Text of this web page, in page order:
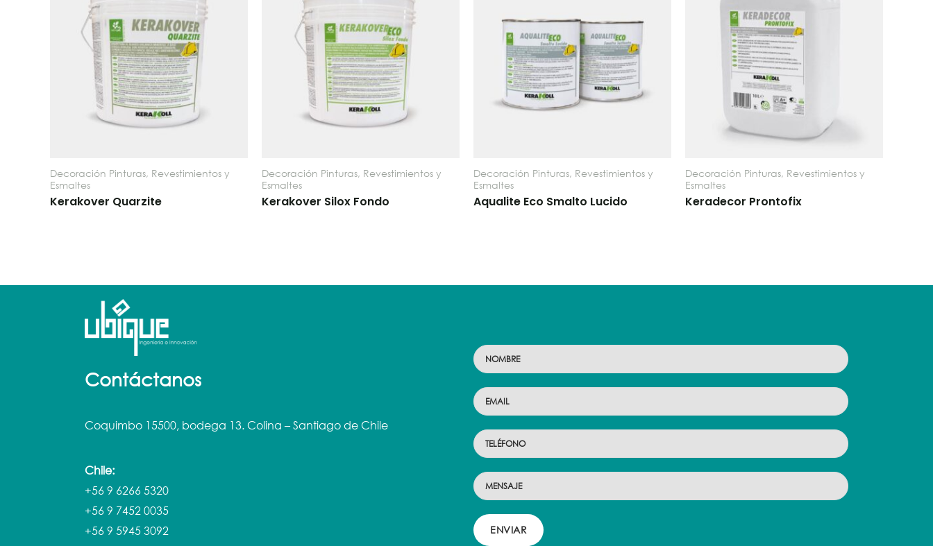
Decoración Pinturas, Revestimientos y
Esmaltes
Kerakover Quarzite
Decoración Pinturas, Revestimientos y
Esmaltes
Kerakover Silox Fondo
Decoración Pinturas, Revestimientos y
Esmaltes
Aqualite Eco Smalto Lucido
Decoración Pinturas, Revestimientos y
Esmaltes
Keradecor Prontofix
Contáctanos
Coquimbo 15500, bodega 13. Colina – Santiago de Chile
Chile:
+56 9 6266 5320
+56 9 7452 0035
+56 9 5945 3092
ENVIAR